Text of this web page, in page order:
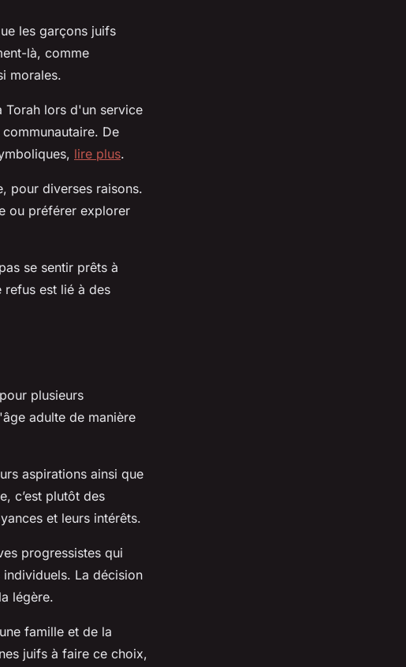
les garçons juifs
là, comme
morales.
Torah lors d'un service
De
lire plus.
pour diverses raisons.
ou préférer explorer
se sentir prêts à
refus est lié à des
plusieurs
adulte de manière
aspirations ainsi que
c’est plutôt des
et leurs intérêts.
progressistes qui
La décision
légère.
famille et de la
juifs à faire ce choix,